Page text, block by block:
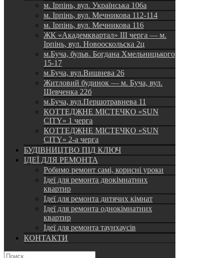
м. Ірпінь, вул. Українська 106а
м. Ірпінь, вул. Мечникова 112-114
м. Ірпінь, вул. Мечникова 116
ЖК «Академквартал» III черга — м.
Ірпінь, вул. Новооскольска 2ц
м.Буча, бульв. Богдана Хмельницького
15-17
м.Буча, вул.Вишнева 26
Житловий будинок — м. Буча, вул.
Шевченка 22б
м.Буча, вул.Першотравнева 11
КОТТЕДЖНЕ МІСТЕЧКО «SUN
CITY» 1 черга
КОТТЕДЖНЕ МІСТЕЧКО «SUN
CITY» 2-а черга
БУДІВНИЦТВО ПІД КЛЮЧ
ІДЕЇ ДЛЯ РЕМОНТА
Робимо ремонт самі, корисні уроки
Ідеї для ремонта двокімнатних
квартир
Ідеї для ремонта дитячих кімнат
Ідеї для ремонта однокімнатних
квартир
Ідеї для ремонта таунхаусів
КОНТАКТИ